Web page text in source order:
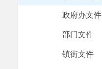
政府办文件
部门文件
镇街文件